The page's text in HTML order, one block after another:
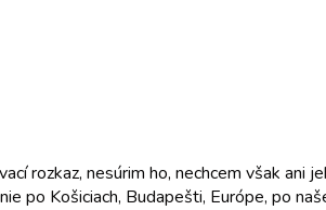
rozkaz, nesúrim ho, nechcem však ani
po Košiciach, Budapešti, Európe, po